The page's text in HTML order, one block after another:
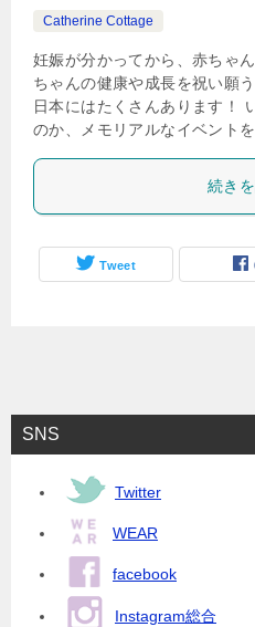
Catherine Cottage
妊娠が分かってから、赤ちゃ
ちゃんの健康や成長を祝い願
日本にはたくさんあります！
のか、メモリアルなイベント
続き
Tweet
SNS
Twitter
WEAR
facebook
Instagram総合